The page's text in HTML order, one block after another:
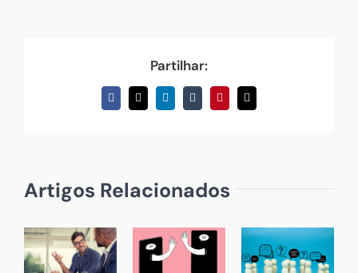
Partilhar:
Facebook
X LinkedInTumblrPinterestEmail
(necessário
Artigos Relacionados